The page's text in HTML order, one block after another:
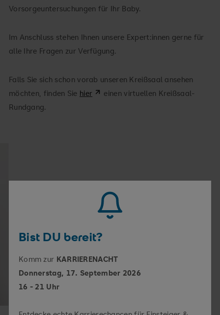
Bist DU bereit?
Komm zur KARRIERENACHT
Donnerstag, 17. September 2026
16 - 21 Uhr
Vorsorgeuntersuchungen für Ihr Baby.
Im Anschluss stehen Ihnen unsere Expert:innen gerne für
alle Ihre Fragen zur Verfügung.
Falls Sie sich schon vorab unseren Kreißsaal ansehen
möchten, finden Sie hier einen virtuellen Kreißsaal-
Rundgang.